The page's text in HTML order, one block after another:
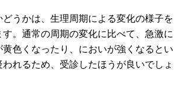
どうかは、生理周期による変化の様子を
。通常の周期の変化に比べて、急激に
色くなったり、においが強くなるとい
れるため、受診したほうが良いでしょ